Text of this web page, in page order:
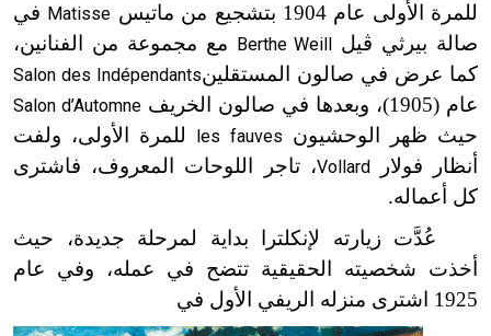
للمرة الأولى عام 1904 بتشجيع من ماتيس
Matisse في
صالة بيرثي ڤيل
Berthe Weill
مع مجموعة من الفنانين،
كما عرض في صالون المستقلينSalon des Indépendants
عام (1905)، وبعدها في صالون الخريف Salon d’Automne
حيث ظهر الوحشيون les fauves
للمرة الأولى، ولفت
أنظار فولارVollard، تاجر اللوحات المعروف، فاشترى
كل أعماله.
عُدَّت زيارته لإنكلترا بداية لمرحلة جديدة، حيث
أخذت شخصيته الحقيقية تتضح في عمله، وفي عام
1925 اشترى منزله الريفي الأول في